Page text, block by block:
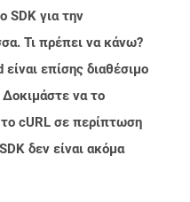
για την
Τι πρέπει να κάνω?
επίσης διαθέσιμο
να το
cURL σε περίπτωση
δεν είναι ακόμα